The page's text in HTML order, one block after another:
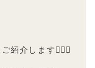
紹介します💁🏻‍♀️